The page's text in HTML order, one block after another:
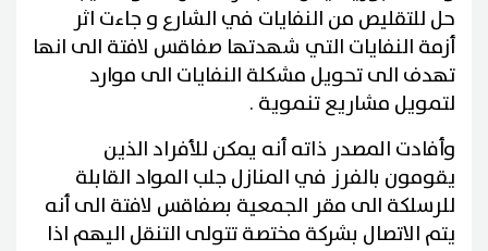
حل للتقليص من النفايات في الشارع و جاءت اثر
أزمة النفايات التي شهدتها صفاقس لافتة الى انها
تهدف الى تحويل مشكلة النفايات الى موارد
لتمويل مشاريع تنموية .
وأفادت المصدر ذاته أنه يمكن للأفراد الذين
يقومون بالفرز في المنازل جلب المواد القابلة
للرسلكة الى مقر الجمعية بصفاقس لافتة الى أنه
يتم الاتصال بشركة مختصة تتولى التنقل اليهم اذا